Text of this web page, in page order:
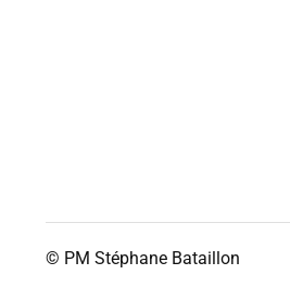
© PM Stéphane Bataillon